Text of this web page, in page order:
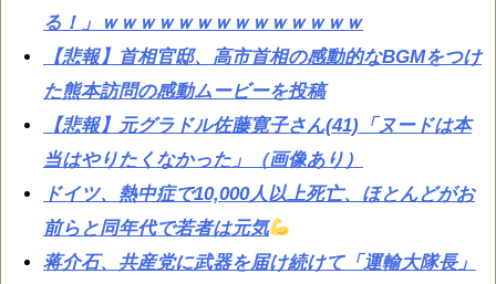
る！」ｗｗｗｗｗｗｗｗｗｗｗｗｗｗ
【悲報】首相官邸、高市首相の感動的なBGMをつけ
た熊本訪問の感動ムービーを投稿
【悲報】元グラドル佐藤寛子さん(41)「ヌードは本
当はやりたくなかった」（画像あり）
ドイツ、熱中症で10,000人以上死亡、ほとんどがお
前らと同年代で若者は元気
蒋介石、共産党に武器を届け続けて「運輸大隊長」